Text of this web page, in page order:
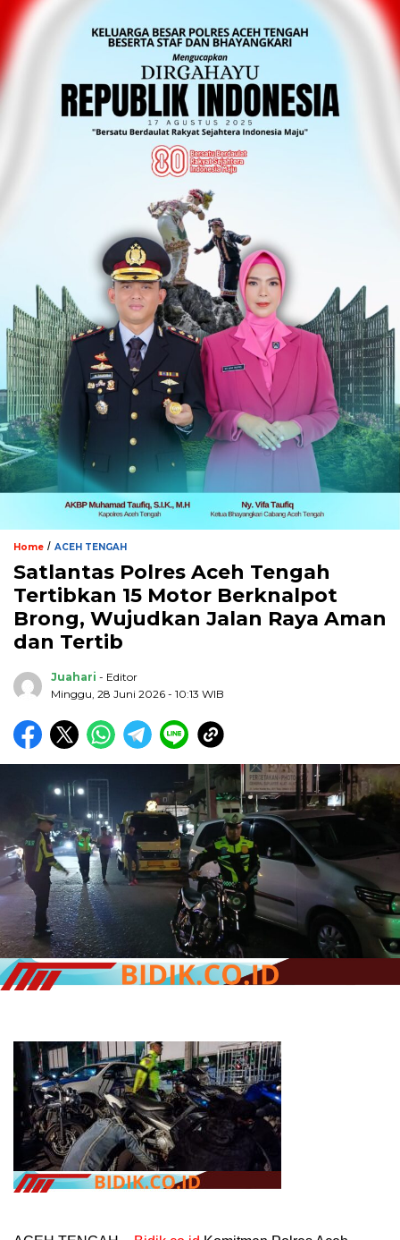
Home / ACEH TENGAH
Satlantas Polres Aceh Tengah
Tertibkan 15 Motor Berknalpot
Brong, Wujudkan Jalan Raya Aman
dan Tertib
Juahari - Editor
Minggu, 28 Juni 2026 - 10:13 WIB